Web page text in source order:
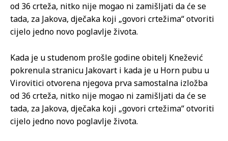
od 36 crteža, nitko nije mogao ni zamišljati da će se
tada, za Jakova, dječaka koji „govori crtežima“ otvoriti
cijelo jedno novo poglavlje života.
Kada je u studenom prošle godine obitelj Knežević
pokrenula stranicu Jakovart i kada je u Horn pubu u
Virovitici otvorena njegova prva samostalna izložba
od 36 crteža, nitko nije mogao ni zamišljati da će se
tada, za Jakova, dječaka koji „govori crtežima“ otvoriti
cijelo jedno novo poglavlje života.